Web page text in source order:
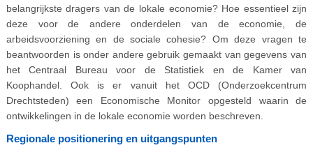
belangrijkste dragers van de lokale economie? Hoe essentieel zijn
deze voor de andere onderdelen van de economie, de
arbeidsvoorziening en de sociale cohesie? Om deze vragen te
beantwoorden is onder andere gebruik gemaakt van gegevens van
het Centraal Bureau voor de Statistiek en de Kamer van
Koophandel. Ook is er vanuit het OCD (Onderzoekcentrum
Drechtsteden) een Economische Monitor opgesteld waarin de
ontwikkelingen in de lokale economie worden beschreven.
Regionale positionering en uitgangspunten